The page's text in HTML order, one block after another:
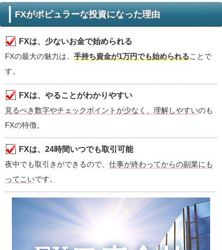
FXがポピュラーな投資になった理由
FXは、少ないお金で始められる
FXの最大の魅力は、 手持ち資金が1万円でも始められることで
す。
FXは、やることがわかりやすい
見るべき数字やチェックポイントが少なく、理解しやすいのも
FXの特徴。
FXは、24時間いつでも取引可能
夜中でも取引きができるので、 仕事が終わってからの副業にも
ってこいです。